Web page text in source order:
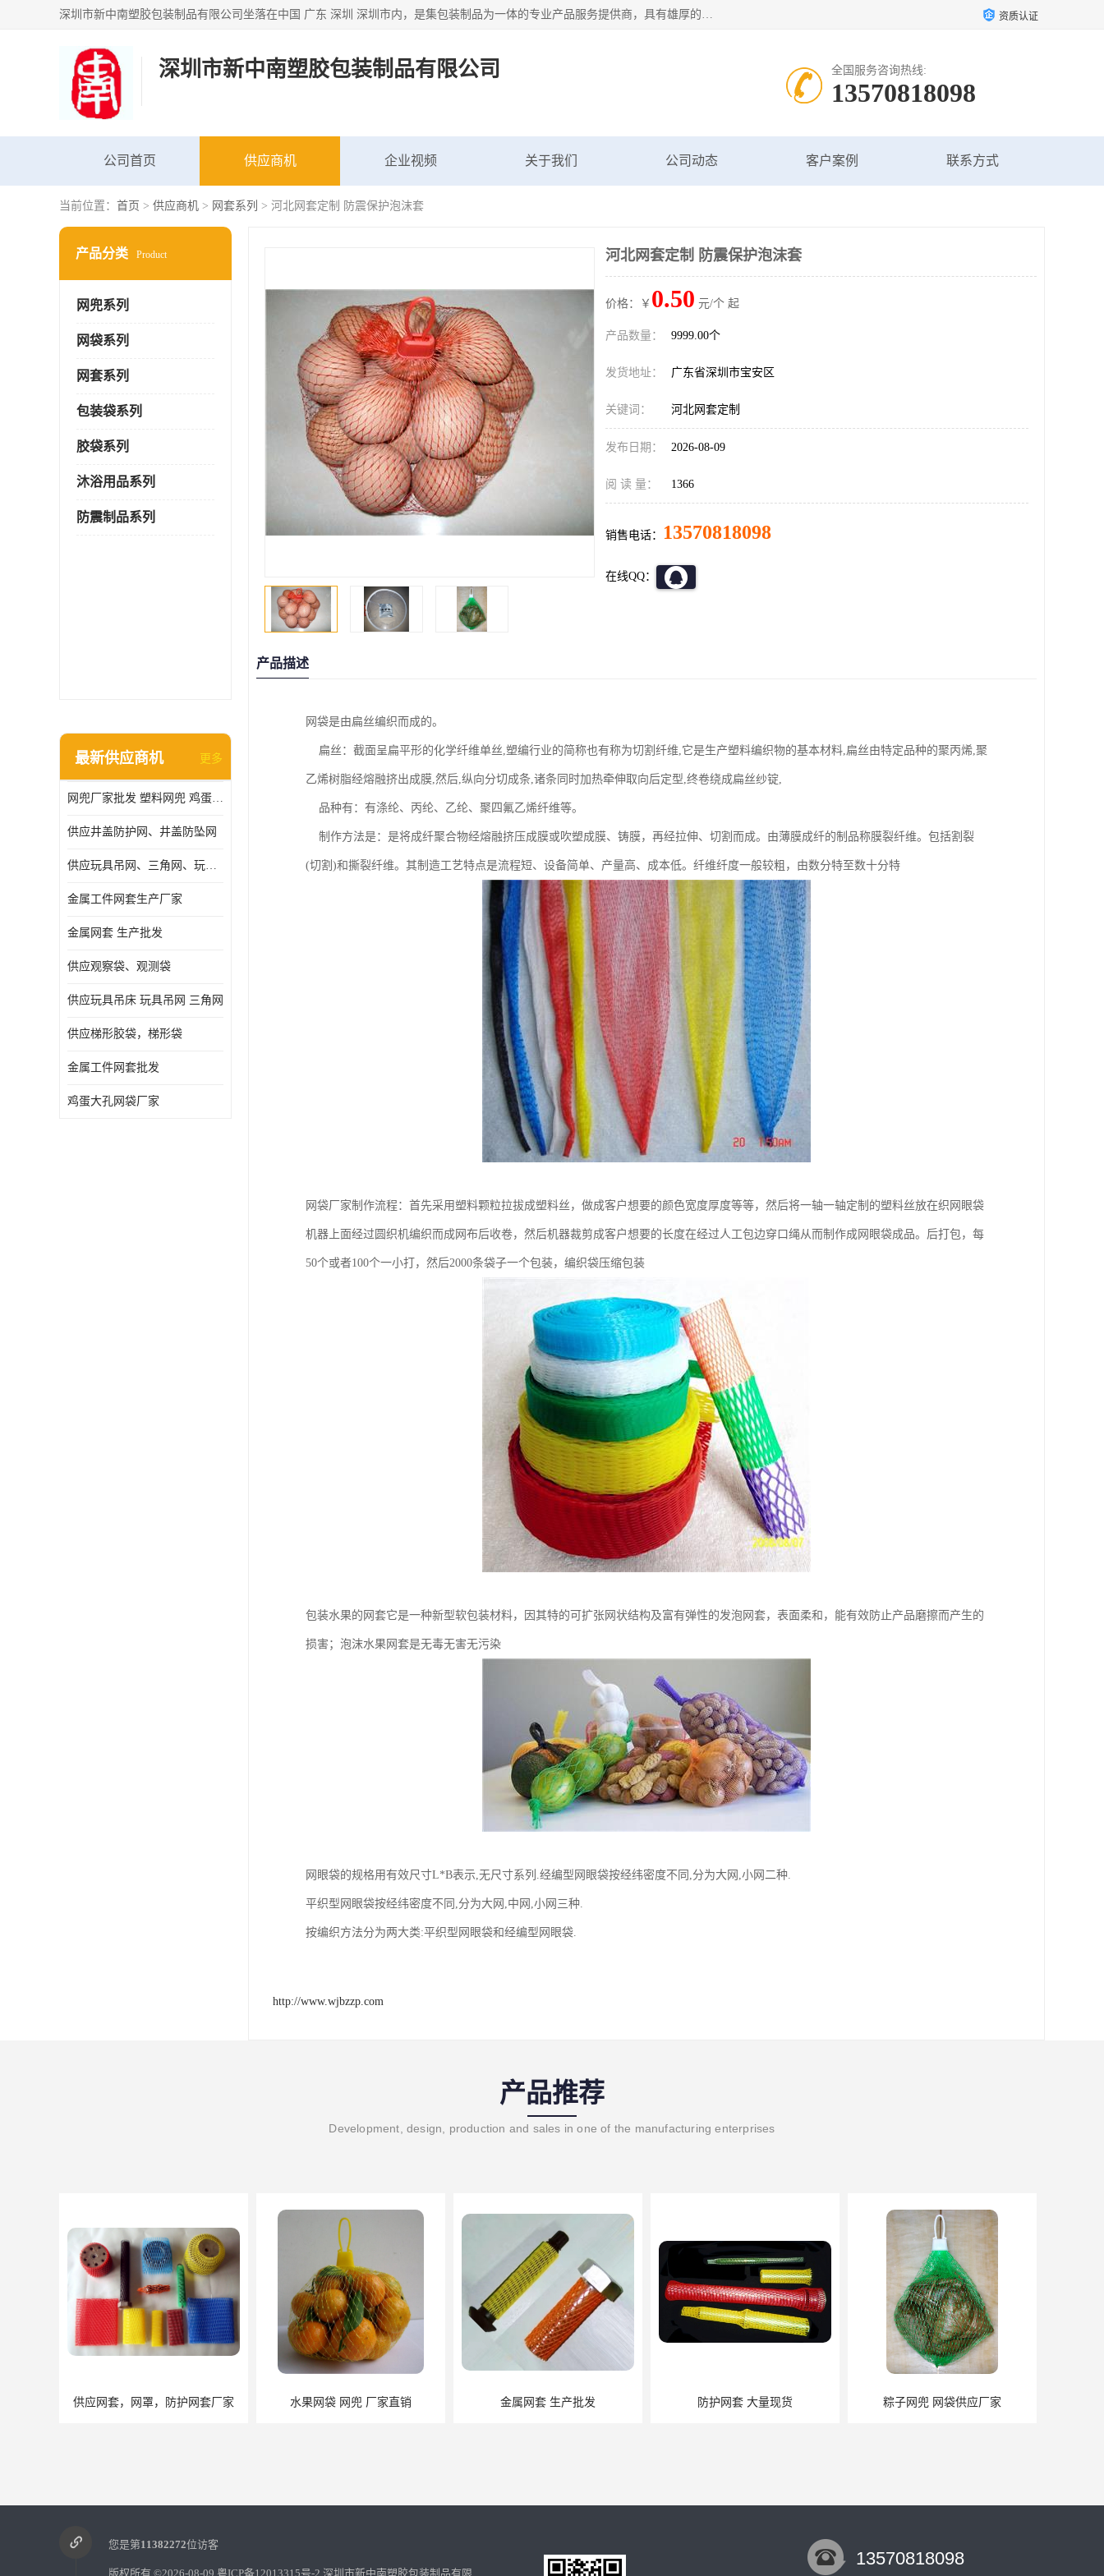
深圳市新中南塑胶包装制品有限公司坐落在中国 广东 深圳 深圳市内，是集包装制品为一体的专业产品服务提供商，具有雄厚的科研实力、技术实力和经济实力。主营网袋、网兜、网眼袋、网格袋、鱼丝网、尼龙网袋、网扣、网套等产品,大量批发,价格实惠。欢迎广大新老客户来电咨询价格、加盟、招商等服务。 资质认证
深圳市新中南塑胶包装制品有限公司 全国服务咨询热线:
13570818098
公司首页 供应商机 企业视频 关于我们 公司动态 客户案例 联系方式
当前位置： 首页 > 供应商机 > 网套系列 > 河北网套定制 防震保护泡沫套
产品分类 Product
网兜系列
网袋系列
网套系列
包装袋系列
胶袋系列
沐浴用品系列
防震制品系列
最新供应商机 更多
网兜厂家批发 塑料网兜 鸡蛋网兜
供应井盖防护网、井盖防坠网
供应玩具吊网、三角网、玩具吊床
金属工件网套生产厂家
金属网套 生产批发
供应观察袋、观测袋
供应玩具吊床 玩具吊网 三角网
供应梯形胶袋，梯形袋
金属工件网套批发
鸡蛋大孔网袋厂家
河北网套定制 防震保护泡沫套
价格：￥ 0.50 元/个 起
产品数量： 9999.00个
发货地址： 广东省深圳市宝安区
关键词： 河北网套定制
发布日期： 2026-08-09
阅 读 量： 1366
销售电话： 13570818098
在线QQ：
产品描述
网袋是由扁丝编织而成的。
扁丝：截面呈扁平形的化学纤维单丝,塑编行业的简称也有称为切割纤维,它是生产塑料编织物的基本材料,扁丝由特定品种的聚丙烯,聚
乙烯树脂经熔融挤出成膜,然后,纵向分切成条,诸条同时加热牵伸取向后定型,终卷绕成扁丝纱锭,
品种有：有涤纶、丙纶、乙纶、聚四氟乙烯纤维等。
制作方法是：是将成纤聚合物经熔融挤压成膜或吹塑成膜、铸膜，再经拉伸、切割而成。由薄膜成纤的制品称膜裂纤维。包括割裂
(切割)和撕裂纤维。其制造工艺特点是流程短、设备简单、产量高、成本低。纤维纤度一般较粗，由数分特至数十分特
网袋厂家制作流程：首先采用塑料颗粒拉拔成塑料丝，做成客户想要的颜色宽度厚度等等，然后将一轴一轴定制的塑料丝放在织网眼袋
机器上面经过圆织机编织而成网布后收卷，然后机器裁剪成客户想要的长度在经过人工包边穿口绳从而制作成网眼袋成品。后打包，每
50个或者100个一小打，然后2000条袋子一个包装，编织袋压缩包装
包装水果的网套它是一种新型软包装材料，因其特的可扩张网状结构及富有弹性的发泡网套，表面柔和，能有效防止产品磨擦而产生的
损害；泡沫水果网套是无毒无害无污染
网眼袋的规格用有效尺寸L*B表示,无尺寸系列.经编型网眼袋按经纬密度不同,分为大网,小网二种.
平织型网眼袋按经纬密度不同,分为大网,中网,小网三种.
按编织方法分为两大类:平织型网眼袋和经编型网眼袋.
http://www.wjbzzp.com
产品推荐
Development, design, production and sales in one of the manufacturing enterprises
供应网套，网罩，防护网套厂家 水果网袋 网兜 厂家直销 金属网套 生产批发 防护网套 大量现货 粽子网兜 网袋供应厂家
您是第11382272位访客
版权所有 ©2026-08-09 粤ICP备12013315号-2 深圳市新中南塑胶包装制品有限
13570818098